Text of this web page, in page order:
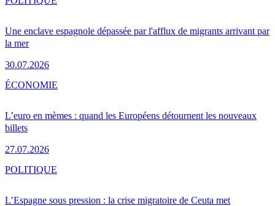
Une enclave espagnole dépassée par l'afflux de migrants arrivant par
la mer
30.07.2026
L’euro en mèmes : quand les Européens détournent les nouveaux
billets
27.07.2026
ÉCONOMIE
L’Espagne sous pression : la crise migratoire de Ceuta met
POLITIQUE